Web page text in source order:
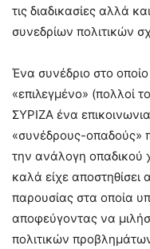
τις διαδικασίες αλλά
συνεδρίων πολιτικών
Ένα συνέδριο στο
«επιλεγμένο» (πολλοί
ΣΥΡΙΖΑ ένα
«συνέδρους-οπαδούς»
την ανάλογη οπαδικού
καλά είχε αποστηθίσει
παρουσίας στα οποία
αποφεύγοντας να
πολιτικών